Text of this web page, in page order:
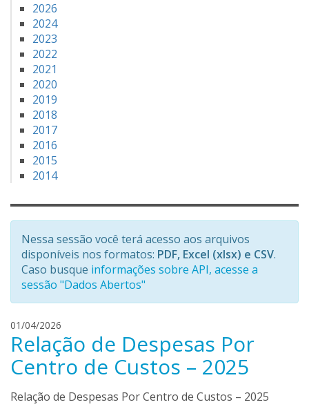
2026
2024
2023
2022
2021
2020
2019
2018
2017
2016
2015
2014
Nessa sessão você terá acesso aos arquivos
disponíveis nos formatos: PDF, Excel (xlsx) e CSV.
Caso busque informações sobre API, acesse a
sessão "Dados Abertos"
01/04/2026
a
n
i
l
Relação de Despesas Por
Centro de Custos – 2025
Relação de Despesas Por Centro de Custos – 2025